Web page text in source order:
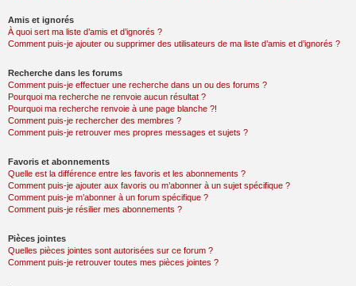
Amis et ignorés
À quoi sert ma liste d’amis et d’ignorés ?
Comment puis-je ajouter ou supprimer des utilisateurs de ma liste d’amis et d’ignorés ?
Recherche dans les forums
Comment puis-je effectuer une recherche dans un ou des forums ?
Pourquoi ma recherche ne renvoie aucun résultat ?
Pourquoi ma recherche renvoie à une page blanche ?!
Comment puis-je rechercher des membres ?
Comment puis-je retrouver mes propres messages et sujets ?
Favoris et abonnements
Quelle est la différence entre les favoris et les abonnements ?
Comment puis-je ajouter aux favoris ou m’abonner à un sujet spécifique ?
Comment puis-je m’abonner à un forum spécifique ?
Comment puis-je résilier mes abonnements ?
Pièces jointes
Quelles pièces jointes sont autorisées sur ce forum ?
Comment puis-je retrouver toutes mes pièces jointes ?